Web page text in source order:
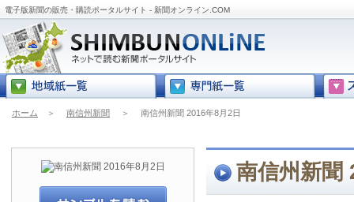
電子版新聞の販売・購読ポータルサイト - 新聞オンライン.COM
ホーム ＞ 南信州新聞 ＞ 南信州新聞 2016年8月2日
南信州新聞